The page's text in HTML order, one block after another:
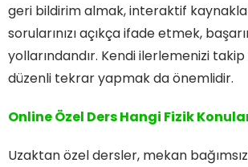
geri bildirim almak, interaktif
sorularınızı açıkça ifade etmek,
yollarındandır. Kendi ilerlemenizi
düzenli tekrar yapmak da önemlidir.
Online Özel Ders Hangi Fizik
Uzaktan özel dersler, mekan